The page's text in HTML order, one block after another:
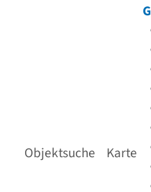
Objektsuche Karte